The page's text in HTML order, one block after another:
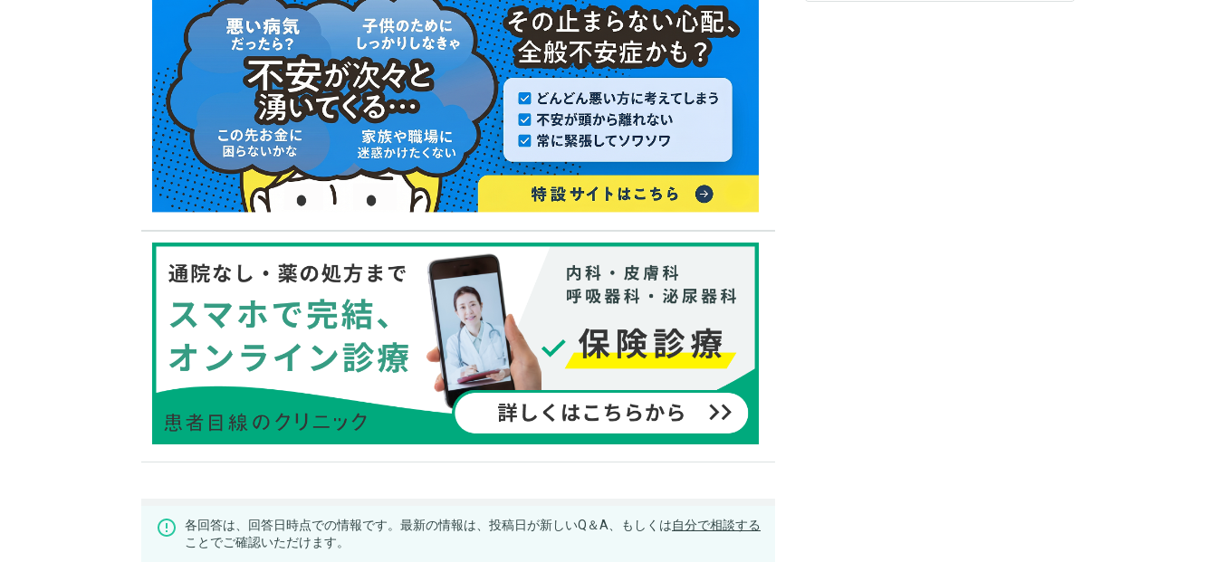
各回答は、回答日時点での情報です。最新の情報は、投稿日が新しいQ＆A、もしくは自分で相談する
ことでご確認いただけます。